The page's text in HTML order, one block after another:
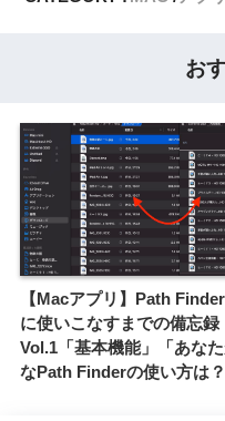
お
【Macアプリ】Path
に使いこなすまでの備忘録
Vol.1「基本機能」「あな
なPath Finderの使い方は？